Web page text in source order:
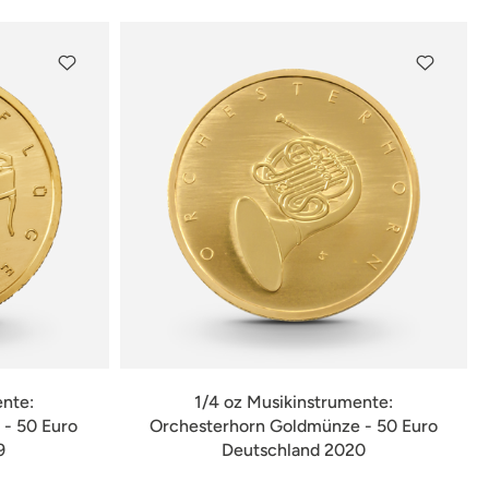
50 Euro
1/4 oz Musikinstrumente:
Orchesterhorn Goldmünze - 50 Euro
Deutschland 2020